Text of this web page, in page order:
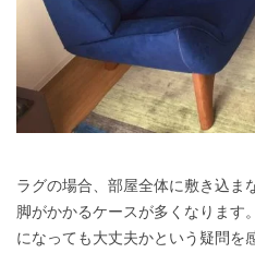
ラグの場合、部屋全体に敷き込ま
脚がかかるケースが多くなります
になっても大丈夫かという疑問を